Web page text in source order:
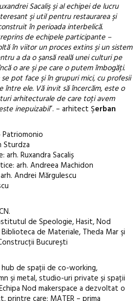
Sacaliş şi al echipei de lucru
şi util pentru restaurarea şi
în perioada interbelică.
de echipele participante –
în viitor un proces extins şi un sistem
a da o şansă reală unei culturi pe
o are şi pe care o putem îmbogăţi.
pot face şi în grupuri mici, cu profesii
între ele. Vă invit să încercăm, este o
arhitecturale de care toţi avem
inepuizabil”. – arhitect Şerban
Sturdza
Ruxandra Sacaliș
arh. Andreea Machidon
Andrei Mărgulescu
de Speologie, Hasit, Nod
Biblioteca de Materiale, Theda Mar şi
București
de spații de co-working,
şi metal, studio-uri private și spații
Nod makerspace a dezvoltat o